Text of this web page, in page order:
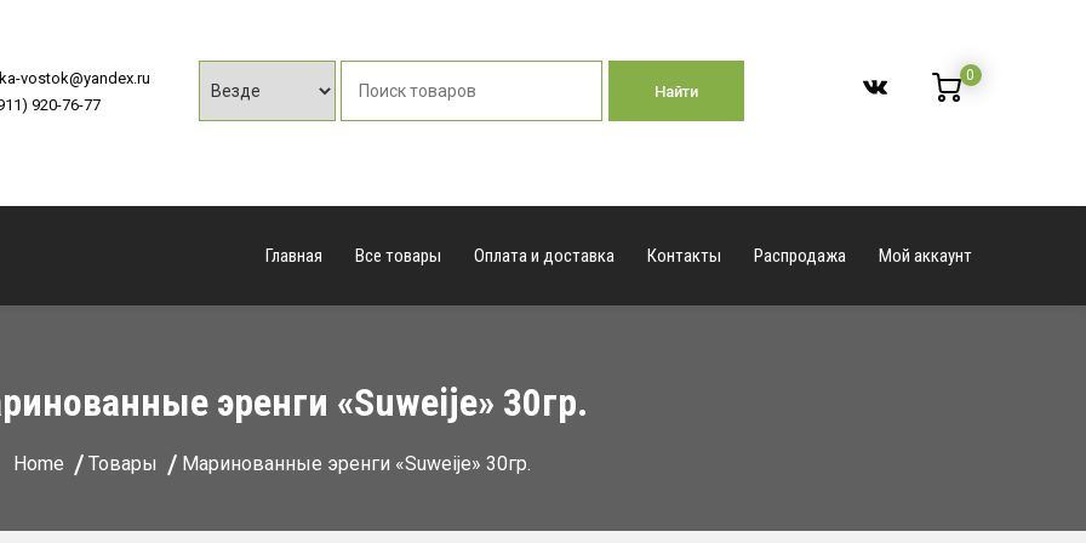
vostok@yandex.ru
920-76-77
Найти
0
Главная Все товары Оплата и доставка Контакты Распродажа Мой аккаунт
эренги «Suweije» 30гр.
Home Товары Маринованные эренги «Suweije» 30гр.